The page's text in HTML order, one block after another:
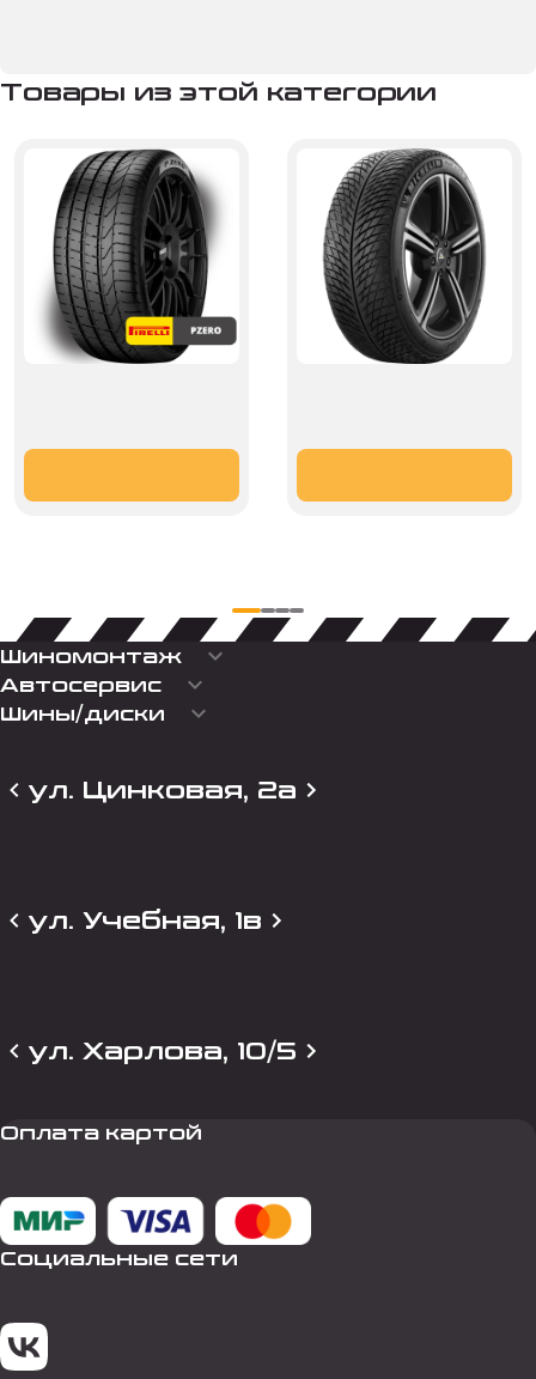
Товары из этой категории
Шиномонтаж keyboard_arrow_down
Автосервис keyboard_arrow_down
Шины/диски keyboard_arrow_down
ул. Цинковая, 2а
ул. Учебная, 1в
ул. Харлова, 10/5
Оплата картой
Социальные сети